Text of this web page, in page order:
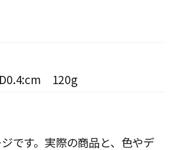
120g
です。実際の商品と、色やデ